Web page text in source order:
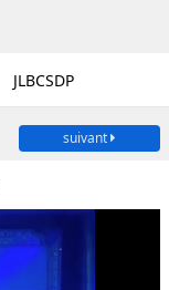
JLBCSDP
suivant